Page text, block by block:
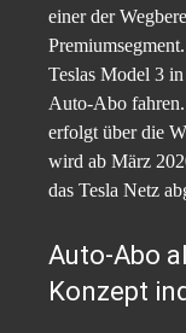
einer der
Teslas Model 3
Auto-Abo
erfolgt über die
wird ab März
das Tesla Netz
Auto-Abo
Konzept